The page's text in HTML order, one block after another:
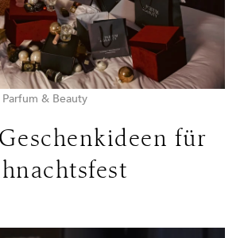
Parfum & Beauty
für